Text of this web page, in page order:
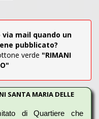
mail quando un
pubblicato?
verde "RIMANI
SANTA MARIA DELLE
di Quartiere che